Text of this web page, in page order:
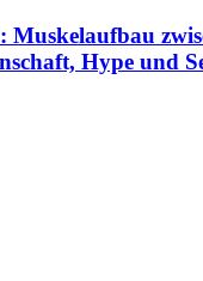
Muskelaufbau
Hype und